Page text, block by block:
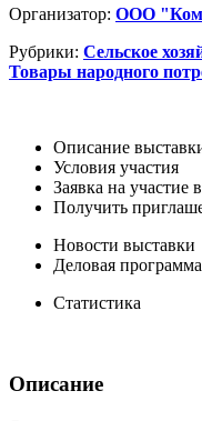
Организатор: ООО
Рубрики: Сельское
Товары народного
Описание
Условия участия
Заявка на участие
Получить
Новости выставки
Деловая
Статистика
Описание